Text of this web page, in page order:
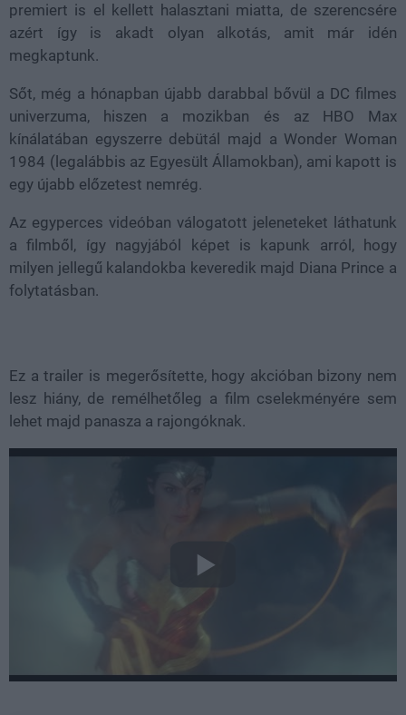
premiert is el kellett halasztani miatta, de szerencsére
azért így is akadt olyan alkotás, amit már idén
megkaptunk.
Sőt, még a hónapban újabb darabbal bővül a DC filmes
univerzuma, hiszen a mozikban és az HBO Max
kínálatában egyszerre debütál majd a Wonder Woman
1984 (legalábbis az Egyesült Államokban), ami kapott is
egy újabb előzetest nemrég.
Az egyperces videóban válogatott jeleneteket láthatunk
a filmből, így nagyjából képet is kapunk arról, hogy
milyen jellegű kalandokba keveredik majd Diana Prince a
folytatásban.
Ez a trailer is megerősítette, hogy akcióban bizony nem
lesz hiány, de remélhetőleg a film cselekményére sem
lehet majd panasza a rajongóknak.